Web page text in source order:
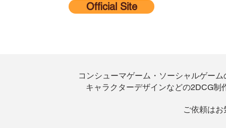
Official Site
コンシューマゲーム・ソーシャルゲー
キャラクターデザインなどの2DCG
ご依頼は